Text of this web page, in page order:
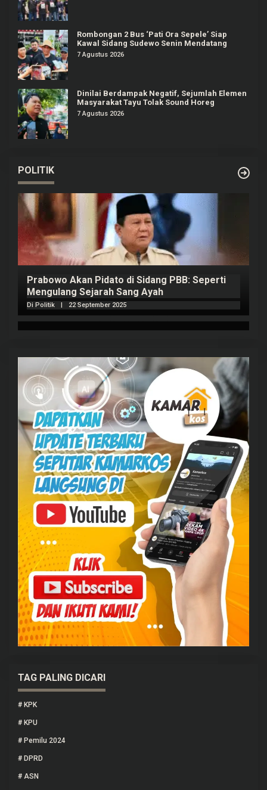
Rombongan 2 Bus ‘Pati Ora Sepele’ Siap
Kawal Sidang Sudewo Senin Mendatang
7 Agustus 2026
Dinilai Berdampak Negatif, Sejumlah Elemen
Masyarakat Tayu Tolak Sound Horeg
7 Agustus 2026
POLITIK
Prabowo Akan Pidato di Sidang PBB: Seperti
Mengulang Sejarah Sang Ayah
Di Politik 22 September 2025
TAG PALING DICARI
# KPK
# KPU
# Pemilu 2024
# DPRD
# ASN